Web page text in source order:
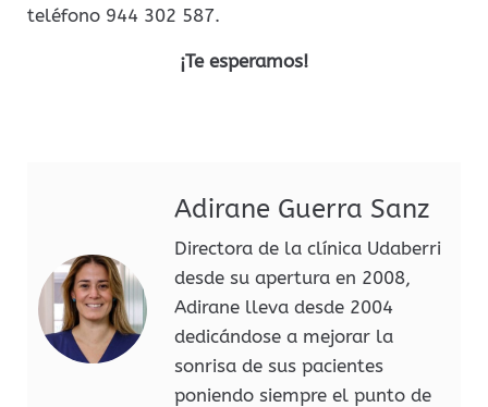
teléfono 944 302 587.
¡Te esperamos!
Adirane Guerra Sanz
Directora de la clínica Udaberri
desde su apertura en 2008,
Adirane lleva desde 2004
dedicándose a mejorar la
sonrisa de sus pacientes
poniendo siempre el punto de